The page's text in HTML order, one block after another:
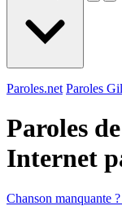
Paroles.net Paroles
Paroles
Internet
Chanson manquante